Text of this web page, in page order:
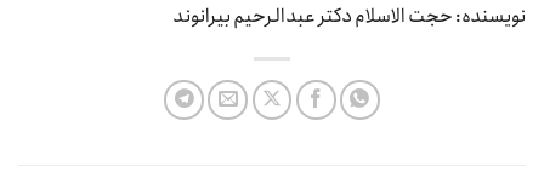
نویسنده: حجت الاسلام دکتر عبدالرحیم بیرانوند